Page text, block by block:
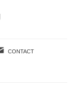
CONTACT